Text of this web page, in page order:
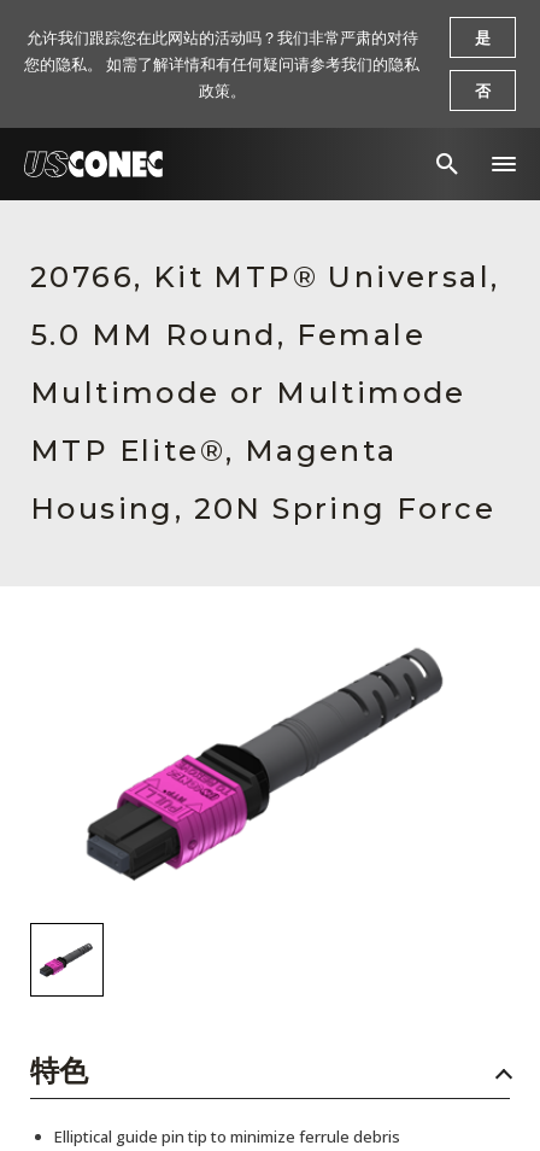
解决方案
产品
资源
关于我们
活动信息
20766, Kit MTP® Universal,
5.0 MM Round, Female
Multimode or Multimode
MTP Elite®, Magenta
Housing, 20N Spring Force
特色
Elliptical guide pin tip to minimize ferrule debris
允许我们跟踪您在此网站的活动吗？我们非常严肃的对待
您的隐私。 如需了解详情和有任何疑问请参考我们的隐私
政策。
是
否